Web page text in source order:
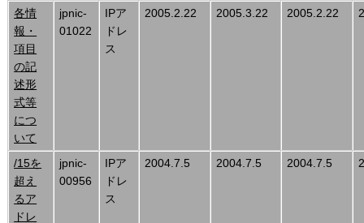
各情
報・
項目
の記
述形
式等
につ
いて
jpnic-
01022
IPア
ドレ
ス
2005.2.22 2005.3.22 2005.2.22
/15を
超え
るア
ドレ
jpnic-
00956
IPア
ドレ
ス
2004.7.5 2004.7.5 2004.7.5